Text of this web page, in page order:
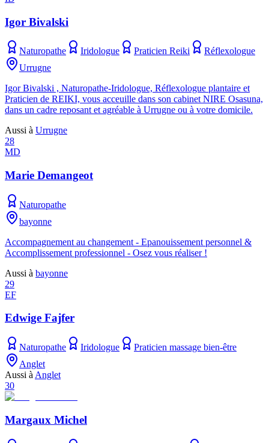
Igor Bivalski
Naturopathe Iridologue Praticien Reiki
Réflexologue
Urrugne
Igor Bivalski , Naturopathe-Iridologue, Réflexologue plantaire et
Praticien de REIKI, vous acceuille dans son cabinet NIRE Osasuna,
dans un cadre reposant et agréable à Urrugne ou à votre domicile.
Aussi à Urrugne
28
MD
Marie Demangeot
Naturopathe
bayonne
Accompagnement au changement - Epanouissement personnel &
Accomplissement professionnel - Osez vous réaliser !
Aussi à bayonne
29
EF
Edwige Fajfer
Naturopathe Iridologue
Praticien massage bien-être
Anglet
Aussi à Anglet
30
Margaux Michel